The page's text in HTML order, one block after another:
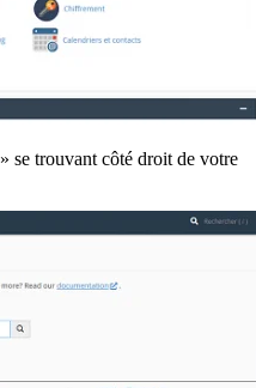
» se trouvant côté droit de votre